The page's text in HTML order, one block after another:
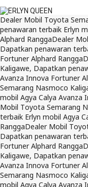
Dealer Mobil Toyota
penawaran terbaik Erlyn
Alphard RanggaDealer
Dapatkan penawaran
Fortuner Alphard Rangga
Kaligawe, Dapatkan
Avanza Innova Fortuner
Semarang Nasmoco
mobil Agya Calya Avanza
Mobil Toyota Semarang
terbaik Erlyn mobil Agya
RanggaDealer Mobil
Dapatkan penawaran
Fortuner Alphard Rangga
Kaligawe, Dapatkan
Avanza Innova Fortuner
Semarang Nasmoco
mobil Agya Calya Avanza